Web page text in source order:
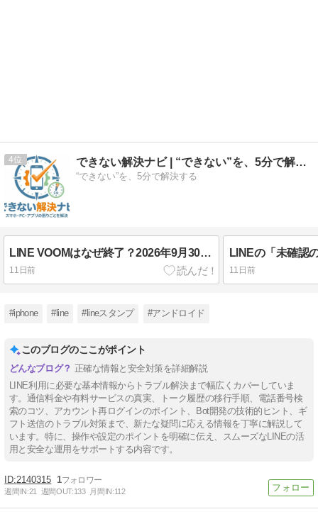
4 できない解決ナビ | “できない”を、5分で解決する
“できない”を、5分で解決する
LINE VOOMはなぜ終了？2026年9月30日までに投稿を保存する方法
11日前 11日前
#iphone #line #lineスタンプ #アンドロイド
このブログのここがポイント
正確な情報と安全対策を詳細解説
LINE利用に必要な基本情報からトラブル解決まで幅広くカバーしていま
す。通信料金や有料サービスの真実、トーク履歴の移行手順、電話番号検
索のコツ、アカウント再ログインのポイント、Bot開発の技術的ヒント、ギ
フト送信のトラブル対策まで、新たな疑問に応える情報を丁寧に解説して
います。特に、操作や設定のポイントを明確に伝え、スムーズなLINEの活
用と安全な運用をサポートする内容です。
2140315 1
週間IN:21 週間OUT:133 月間IN:112